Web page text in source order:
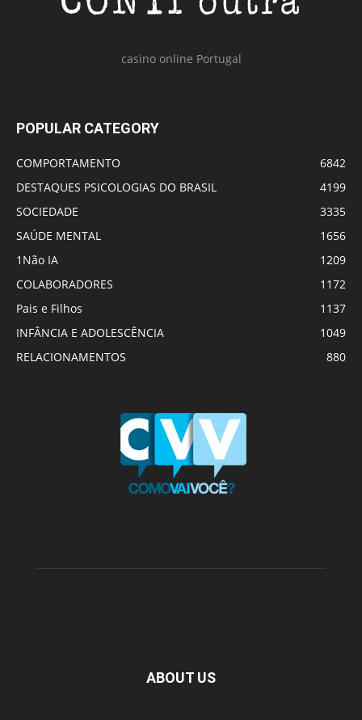
casino online Portugal
POPULAR CATEGORY
COMPORTAMENTO
6842
DESTAQUES PSICOLOGIAS DO BRASIL
4199
SOCIEDADE
3335
SAÚDE MENTAL
1656
1Não IA
1209
COLABORADORES
1172
Pais e Filhos
1137
INFÂNCIA E ADOLESCÊNCIA
1049
RELACIONAMENTOS
880
ABOUT US